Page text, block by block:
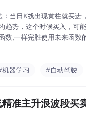
当日K线出现黄柱就买进
趋势，这个时候买入，可
数,一样完胜使用未来函数
机器学习 #自动驾驶
准主升浪波段买